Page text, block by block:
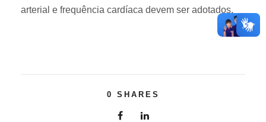
arterial e frequência cardíaca devem ser adotados.
0 SHARES